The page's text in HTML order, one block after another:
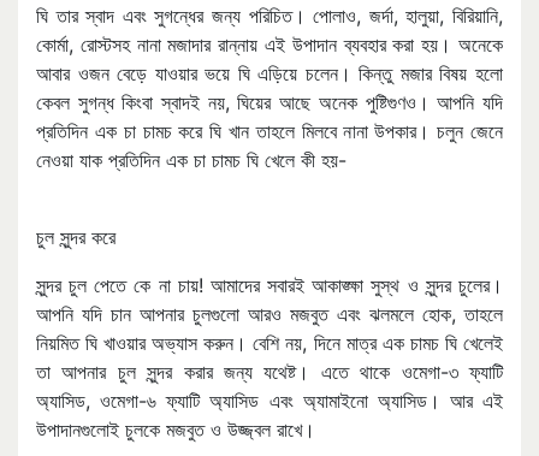
ঘি তার স্বাদ এবং সুগন্ধের জন্য পরিচিত। পোলাও, জর্দা, হালুয়া, বিরিয়ানি,
কোর্মা, রোস্টসহ নানা মজাদার রান্নায় এই উপাদান ব্যবহার করা হয়। অনেকে
আবার ওজন বেড়ে যাওয়ার ভয়ে ঘি এড়িয়ে চলেন। কিন্তু মজার বিষয় হলো
কেবল সুগন্ধ কিংবা স্বাদই নয়, ঘিয়ের আছে অনেক পুষ্টিগুণও। আপনি যদি
প্রতিদিন এক চা চামচ করে ঘি খান তাহলে মিলবে নানা উপকার। চলুন জেনে
নেওয়া যাক প্রতিদিন এক চা চামচ ঘি খেলে কী হয়-
চুল সুন্দর করে
সুন্দর চুল পেতে কে না চায়! আমাদের সবারই আকাঙ্ক্ষা সুস্থ ও সুন্দর চুলের।
আপনি যদি চান আপনার চুলগুলো আরও মজবুত এবং ঝলমলে হোক, তাহলে
নিয়মিত ঘি খাওয়ার অভ্যাস করুন। বেশি নয়, দিনে মাত্র এক চামচ ঘি খেলেই
তা আপনার চুল সুন্দর করার জন্য যথেষ্ট। এতে থাকে ওমেগা-৩ ফ্যাটি
অ্যাসিড, ওমেগা-৬ ফ্যাটি অ্যাসিড এবং অ্যামাইনো অ্যাসিড। আর এই
উপাদানগুলোই চুলকে মজবুত ও উজ্জ্বল রাখে।